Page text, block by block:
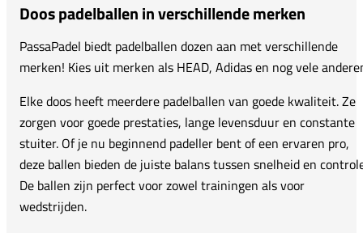
Doos padelballen in verschillende merken
PassaPadel biedt padelballen dozen aan met verschillende
merken! Kies uit merken als HEAD, Adidas en nog vele
Elke doos heeft meerdere padelballen van goede kwaliteit. Ze
zorgen voor goede prestaties, lange levensduur en constante
stuiter. Of je nu beginnend padeller bent of een ervaren pro,
deze ballen bieden de juiste balans tussen snelheid en
De ballen zijn perfect voor zowel trainingen als voor
wedstrijden.